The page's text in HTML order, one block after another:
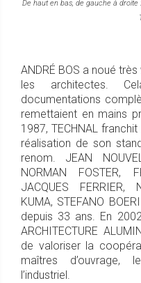
De haut en bas, de gauche à droite
ANDRÉ BOS a noué
les architectes.
documentations
remettaient en mains
1987, TECHNAL
réalisation de son
renom. JEAN
NORMAN FOSTER,
JACQUES FERRIER,
KUMA, STEFANO
depuis 33 ans. En
ARCHITECTURE
de valoriser la
maîtres d’ouvrage,
l’industriel.